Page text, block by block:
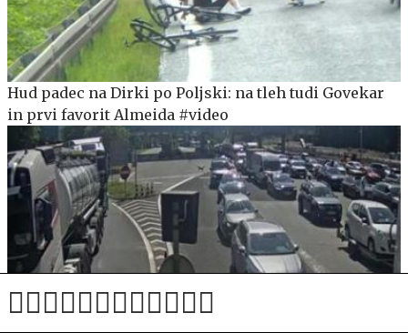
Hud padec na Dirki po Poljski: na tleh tudi Govekar
in prvi favorit Almeida #video